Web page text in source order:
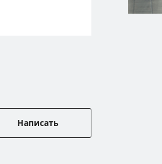
Написать